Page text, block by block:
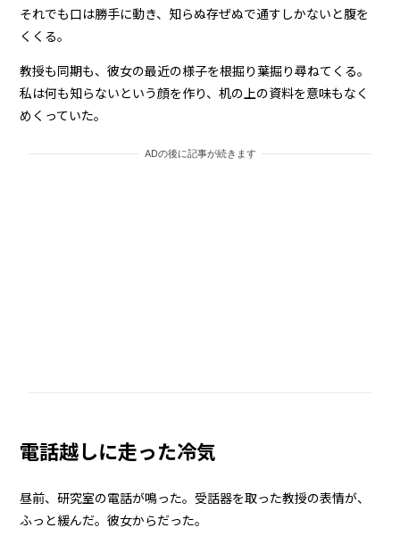
それでも口は勝手に動き、知らぬ存ぜぬで通すしかないと腹を
くくる。
教授も同期も、彼女の最近の様子を根掘り葉掘り尋ねてくる。
私は何も知らないという顔を作り、机の上の資料を意味もなく
めくっていた。
ADの後に記事が続きます
電話越しに走った冷気
昼前、研究室の電話が鳴った。受話器を取った教授の表情が、
ふっと緩んだ。彼女からだった。